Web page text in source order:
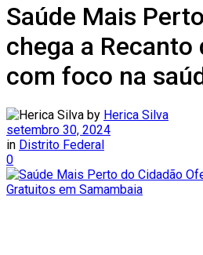
Saúde Mais
chega a Recanto
com foco na
by Herica Silva
setembro 30, 2024
in Distrito Federal
0